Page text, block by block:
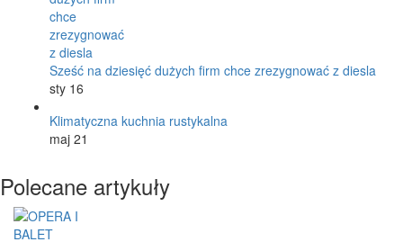
Sześć na dziesięć dużych firm chce zrezygnować z diesla
sty 16
Klimatyczna kuchnia rustykalna
maj 21
Polecane artykuły